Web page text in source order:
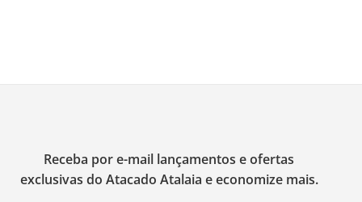
Receba por e-mail lançamentos e ofertas
exclusivas do Atacado Atalaia e economize mais.